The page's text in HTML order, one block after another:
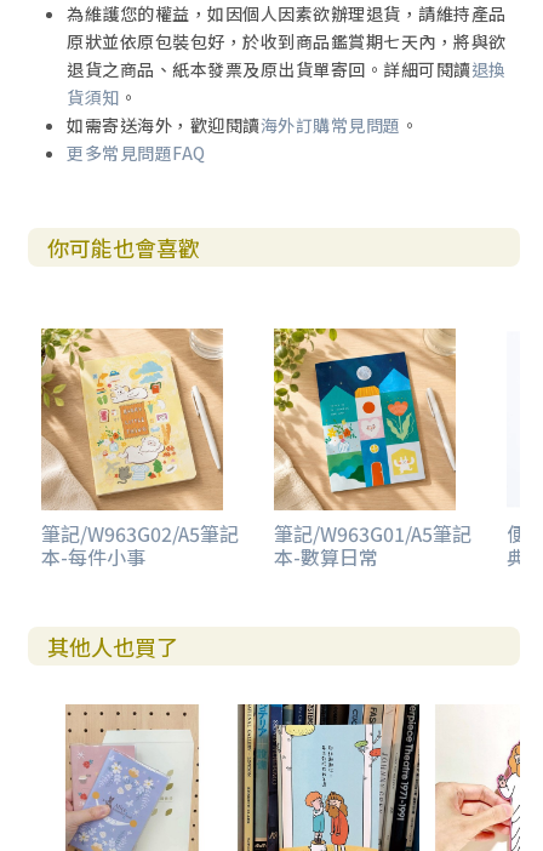
為維護您的權益，如因個人因素欲辦理退貨，請維持產品
原狀並依原包裝包好，於收到商品鑑賞期七天內，將與欲
退貨之商品、紙本發票及原出貨單寄回。詳細可閱讀退換
貨須知 。
如需寄送海外，歡迎閱讀海外訂購常見問題 。
更多常見問題FAQ
你可能也會喜歡
筆記/W963G02/A5筆記
本-每件小事
筆記/W963G01/A5筆記
本-數算日常
便
典
其他人也買了